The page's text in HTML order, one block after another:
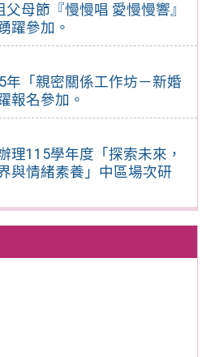
母節『慢慢唱 愛慢慢響』
躍參加。
年「親密關係工作坊－新婚
報名參加。
理115學年度「探索未來，
與情緒素養」中區場次研